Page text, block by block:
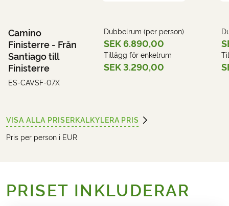
Camino
Finisterre - Från
Santiago till
Finisterre
ES-CAVSF-07X
Dubbelrum (per person)
SEK 6.890,00
Tillägg för enkelrum
SEK 3.290,00
VISA ALLA PRISERKALKYLERA PRIS
Pris per person i EUR
PRISET INKLUDERAR